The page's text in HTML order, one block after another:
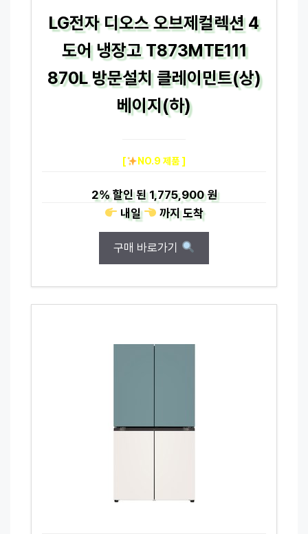
LG전자 디오스 오브제컬렉션 4
도어 냉장고 T873MTE111
870L 방문설치 클레이민트(상)
베이지(하)
[ NO.9 제품 ]
2%할인 된1,775,900 원
내일
까지도착
구매 바로가기